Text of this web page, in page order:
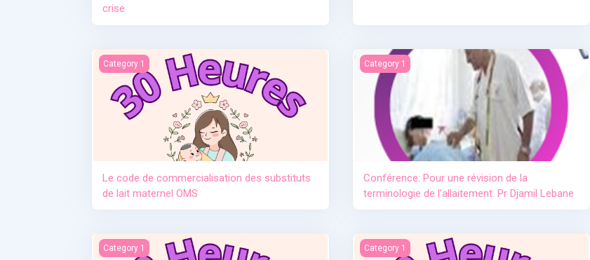
crise
Le code de commercialisation des substituts de lait maternel OMS
Category 1
Le code de commercialisation des substituts
de lait maternel OMS
Conférence: Pour une révision de la terminologie
Category 1
Conférence: Pour une révision de la
terminologie de l'allaitement. Pr Djamil Lebane
Manque de lait et relactation
Category 1 L'importance de l'allaitement
Category 1